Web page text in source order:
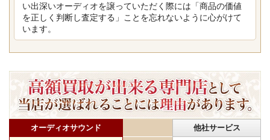
い出深いオーディオを譲っていただく際には「商品の価値
を正しく判断し査定する」ことを忘れないように心がけて
います。
オーディオサウンド 他社サービス